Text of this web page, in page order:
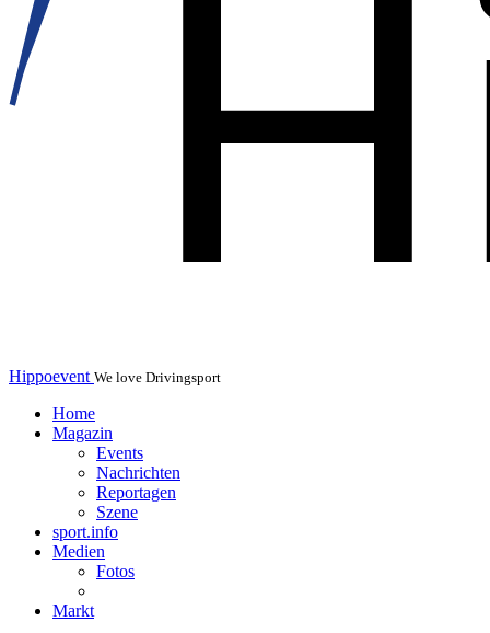
Hippoevent We love Drivingsport
Home
Magazin
Events
Nachrichten
Reportagen
Szene
sport.info
Medien
Fotos
Markt